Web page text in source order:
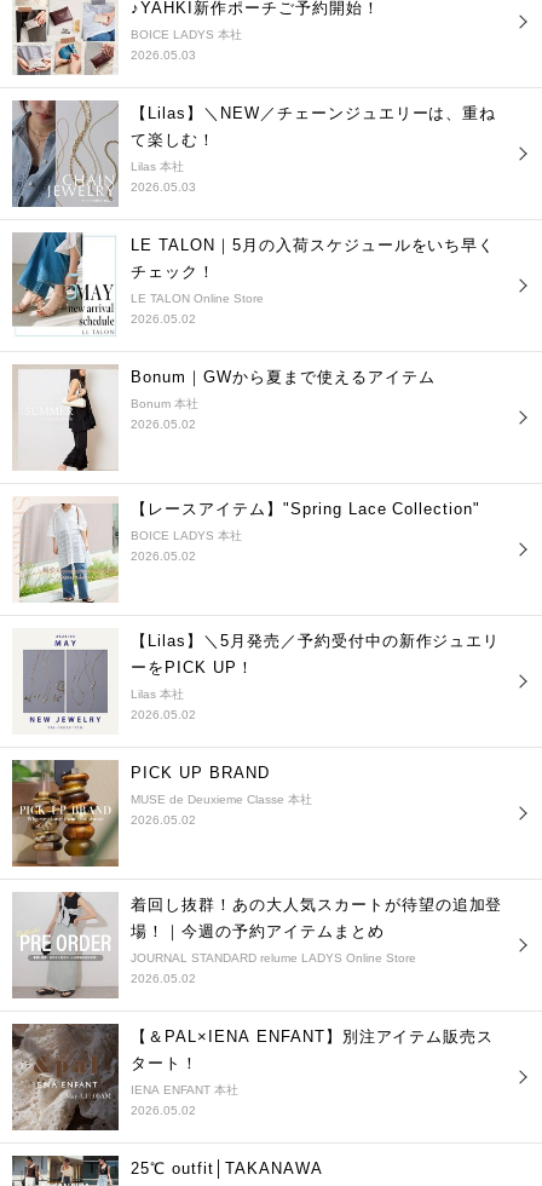
♪YAHKI新作ポーチご予約開始！
BOICE LADYS 本社
2026.05.03
【Lilas】＼NEW／チェーンジュエリーは、重ね
て楽しむ！
Lilas 本社
2026.05.03
LE TALON｜5月の入荷スケジュールをいち早く
チェック！
LE TALON Online Store
2026.05.02
Bonum｜GWから夏まで使えるアイテム
Bonum 本社
2026.05.02
【レースアイテム】"Spring Lace Collection"
BOICE LADYS 本社
2026.05.02
【Lilas】＼5月発売／予約受付中の新作ジュエリ
ーをPICK UP！
Lilas 本社
2026.05.02
PICK UP BRAND
MUSE de Deuxieme Classe 本社
2026.05.02
着回し抜群！あの大人気スカートが待望の追加登
場！｜今週の予約アイテムまとめ
JOURNAL STANDARD relume LADYS Online Store
2026.05.02
【＆PAL×IENA ENFANT】別注アイテム販売ス
タート！
IENA ENFANT 本社
2026.05.02
25℃ outfit│TAKANAWA